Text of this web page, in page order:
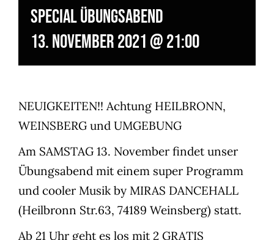
SPECIAL ÜBUNGSABEND
13. November 2021 @ 21:00
NEUIGKEITEN!! Achtung HEILBRONN,
WEINSBERG und UMGEBUNG
Am SAMSTAG 13. November findet unser
Übungsabend mit einem super Programm
und cooler Musik by MIRAS DANCEHALL
(Heilbronn Str.63, 74189 Weinsberg) statt.
Ab 21 Uhr geht es los mit 2 GRATIS